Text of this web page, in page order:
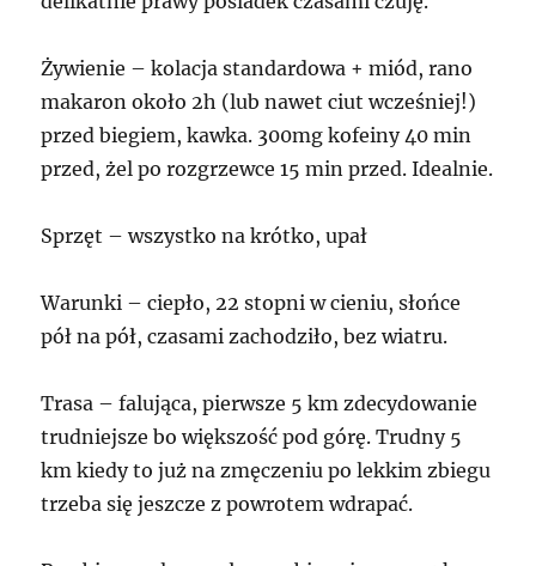
Żywienie – kolacja standardowa + miód, rano
makaron około 2h (lub nawet ciut wcześniej!)
przed biegiem, kawka. 300mg kofeiny 40 min
przed, żel po rozgrzewce 15 min przed. Idealnie.
Sprzęt – wszystko na krótko, upał
Warunki – ciepło, 22 stopni w cieniu, słońce
pół na pół, czasami zachodziło, bez wiatru.
Trasa – falująca, pierwsze 5 km zdecydowanie
trudniejsze bo większość pod górę. Trudny 5
km kiedy to już na zmęczeniu po lekkim zbiegu
trzeba się jeszcze z powrotem wdrapać.